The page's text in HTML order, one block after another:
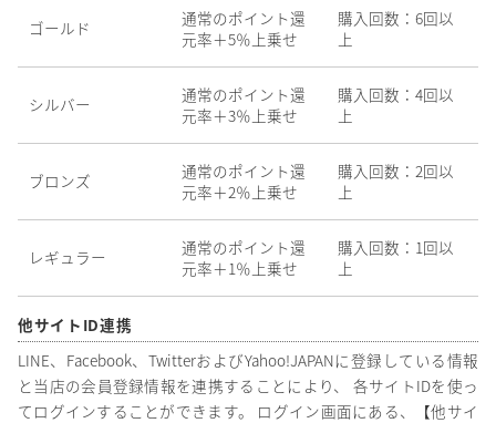
ゴールド
通常のポイント還
元率＋5％上乗せ
購入回数：6回以
上
シルバー
通常のポイント還
元率＋3％上乗せ
購入回数：4回以
上
ブロンズ
通常のポイント還
元率＋2％上乗せ
購入回数：2回以
上
レギュラー
通常のポイント還
元率＋1％上乗せ
購入回数：1回以
上
他サイトID連携
LINE、Facebook、TwitterおよびYahoo!JAPANに登録している情報
と当店の会員登録情報を連携することにより、 各サイトIDを使っ
てログインすることができます。 ログイン画面にある、【他サイ